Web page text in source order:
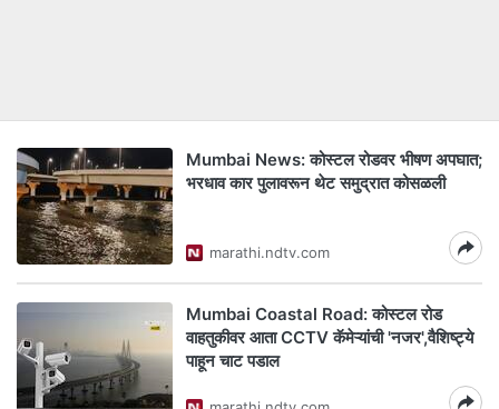
Mumbai News: कोस्टल रोडवर भीषण अपघात;
भरधाव कार पुलावरून थेट समुद्रात कोसळली
marathi.ndtv.com
Mumbai Coastal Road: कोस्टल रोड
वाहतुकीवर आता CCTV कॅमेऱ्यांची 'नजर',वैशिष्ट्ये
पाहून चाट पडाल